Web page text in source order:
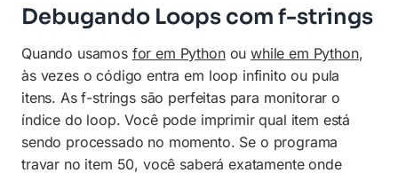
Debugando Loops com f-strings
Quando usamos for em Pythonouwhile em Python,
às vezes o código entra em loop infinito ou pula
itens. As f-strings são perfeitas para monitorar o
índice do loop. Você pode imprimir qual item está
sendo processado no momento. Se o programa
travar no item 50, você saberá exatamente onde